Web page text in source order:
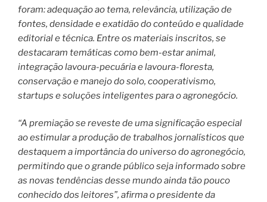
foram: adequação ao tema, relevância, utilização de
fontes, densidade e exatidão do conteúdo e qualidade
editorial e técnica. Entre os materiais inscritos, se
destacaram temáticas como bem-estar animal,
integração lavoura-pecuária e lavoura-floresta,
conservação e manejo do solo, cooperativismo,
startups e soluções inteligentes para o agronegócio.
“A premiação se reveste de uma significação especial
ao estimular a produção de trabalhos jornalísticos que
destaquem a importância do universo do agronegócio,
permitindo que o grande público seja informado sobre
as novas tendências desse mundo ainda tão pouco
conhecido dos leitores”, afirma o presidente da